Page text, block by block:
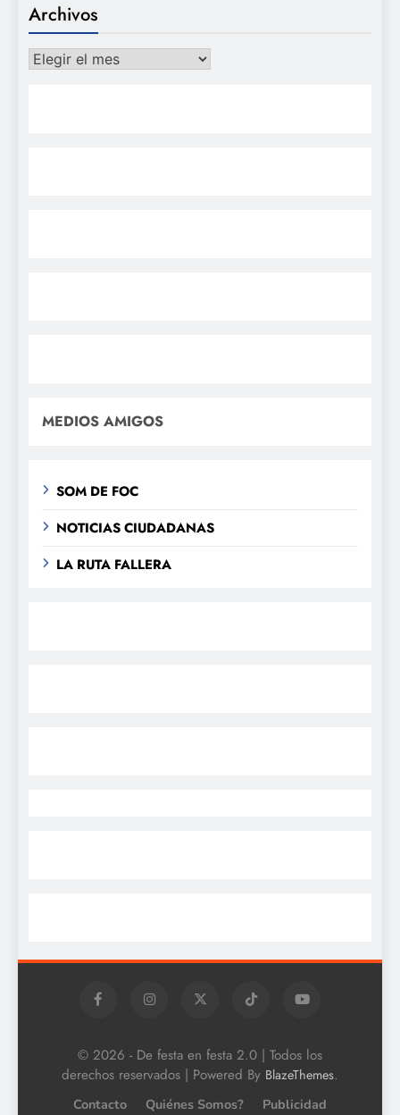
Archivos
Archivos
MEDIOS AMIGOS
SOM DE FOC
NOTICIAS CIUDADANAS
LA RUTA FALLERA
© 2026 - De festa en festa 2.0 | Todos los
derechos reservados | Powered By BlazeThemes.
Contacto Quiénes Somos?
Publicidad